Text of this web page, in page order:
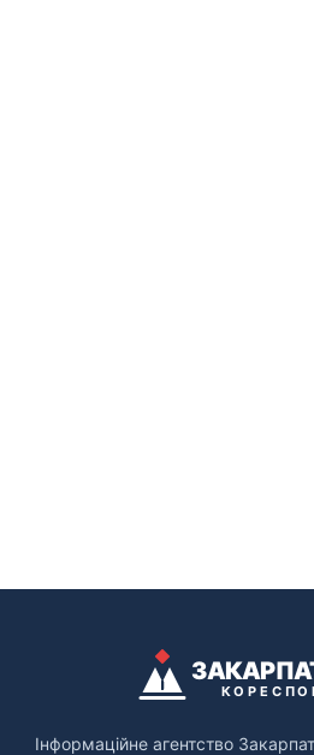
Інформаційне агентство